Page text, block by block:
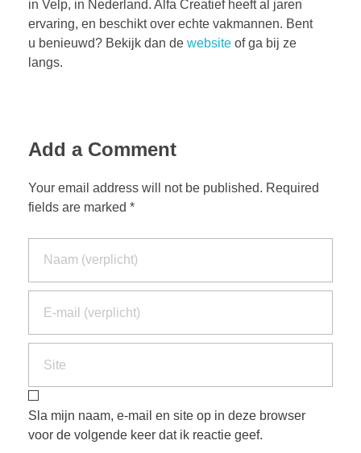
in Velp, in Nederland. Alfa Creatief heeft al jaren
ervaring, en beschikt over echte vakmannen. Bent
u benieuwd? Bekijk dan de website of ga bij ze
langs.
Add a Comment
Your email address will not be published. Required
fields are marked *
Sla mijn naam, e-mail en site op in deze browser
voor de volgende keer dat ik reactie geef.